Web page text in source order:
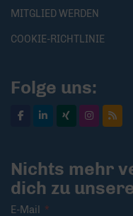
MITGLIED WERDEN
COOKIE-RICHTLINIE
Folge uns:
Nichts mehr
dich zu
E-Mail